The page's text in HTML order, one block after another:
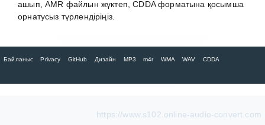
ашып, AMR файлын жүктеп, CDDA форматына қосымша
орнатусыз түрлендіріңіз.
Байланыс Privacy GitHub Дизайн MP3 m4r WMA WAV CDDA
https://www.s102.online-audio-convert.com